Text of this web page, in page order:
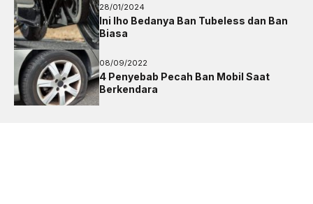
28/01/2024
Ini lho Bedanya Ban Tubeless dan Ban
Biasa
08/09/2022
4 Penyebab Pecah Ban Mobil Saat
Berkendara